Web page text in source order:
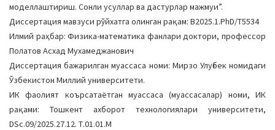
моделлаштириш. Сонли усуллар ва дастурлар мажмуи”.
Диссертация мавзуси рўйхатга олинган рақам: В2025.1.PhD/Т5534
Илмий раҳбар: Физика-математика фанлари доктори, профессор
Полатов Асхад Мухамеджанович
Диссертация бажарилган муассаса номи: Мирзо Улуғбек номидаги
Ўзбекистон Миллий университети.
ИК фаолият коърсатаётган муассаса (муассасалар) номи, ИК
рақами: Тошкент ахборот технологиялари университети,
DSc.09/2025.27.12. Т.01.01.М